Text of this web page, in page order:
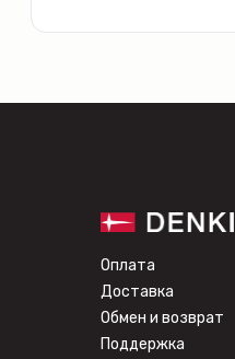
Обмен и возврат
Доставка
Оплата
Поддержка